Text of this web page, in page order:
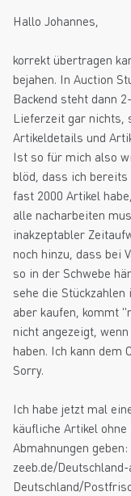
Hallo Johannes,
korrekt übertragen
bejahen. In Auction
Backend steht dann
Lieferzeit gar nichts,
Artikeldetails und
Ist so für mich also
blöd, dass ich
fast 2000 Artikel
alle nacharbeiten
inakzeptabler
noch hinzu, dass bei
so in der Schwebe
sehe die
aber kaufen, kommt
nicht angezeigt,
haben. Ich kann dem
Sorry.
Ich habe jetzt mal
käufliche Artikel
Abmahnungen
zeeb.de/
Deutschland/